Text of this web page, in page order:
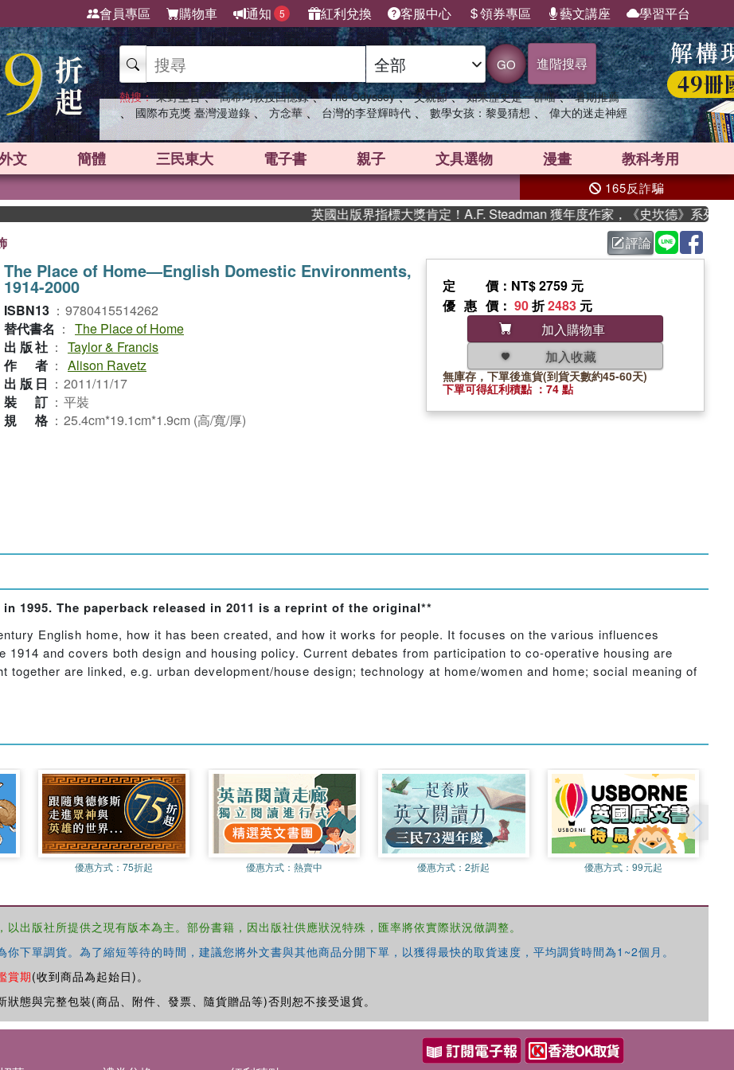
會員專區 購物車 通知 5 紅利兌換 客服中心 領券專區 藝文講座 學習平台
GO 進階搜尋
熱搜： 東野圭吾 、 高希均教授回憶錄 、 The Odyssey 、 父親節 、 如果歷史是一群喵 、 暑期推薦
、 國際布克獎 臺灣漫遊錄 、 方念華 、 台灣的李登輝時代 、 數學女孩：黎曼猜想 、 偉大的迷走神經
文 簡體 三民東大 電子書 親子 文具選物 漫畫 教科考用
165反詐騙
英國出版界指標大獎肯定！A.F. Steadman 獲年度作家，《史坎德》系列帶你
評論
The Place of Home—English Domestic Environments,
1914-2000
ISBN13 ： 9780415514262
替代書名 ： The Place of Home
出版社 ： Taylor & Francis
作者 ： Alison Ravetz
出版日 ： 2011/11/17
裝訂 ： 平裝
規格 ： 25.4cm*19.1cm*1.9cm (高/寬/厚)
定價 ：NT$ 2759 元
優惠價 ： 90折2483 元
加入購物車
加入收藏
無庫存，下單後進貨(到貨天數約45-60天)
下單可得紅利積點 ：74 點
1995. The paperback released in 2011 is a reprint of the original**
English home, how it has been created, and how it works for people. It focuses on the various influences
and covers both design and housing policy. Current debates from participation to co-operative housing are
are linked, e.g. urban development/house design; technology at home/women and home; social meaning of
優惠方式：75折起 優惠方式： 熱賣中 優惠方式：2折起 優惠方式：99元起
出版社所提供之現有版本為主。部份書籍，因出版社供應狀況特殊，匯率將依實際狀況做調整。
下單調貨。為了縮短等待的時間，建議您將外文書與其他商品分開下單，以獲得最快的取貨速度，平均調貨時間為1~2個月。
賞期(收到商品為起始日)。
態與完整包裝(商品、附件、發票、隨貨贈品等)否則恕不接受退貨。